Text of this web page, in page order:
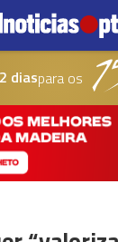
diaspara os